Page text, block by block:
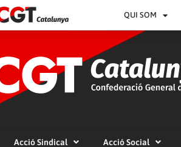
QUI SOM
Acció Sindical Acció Social